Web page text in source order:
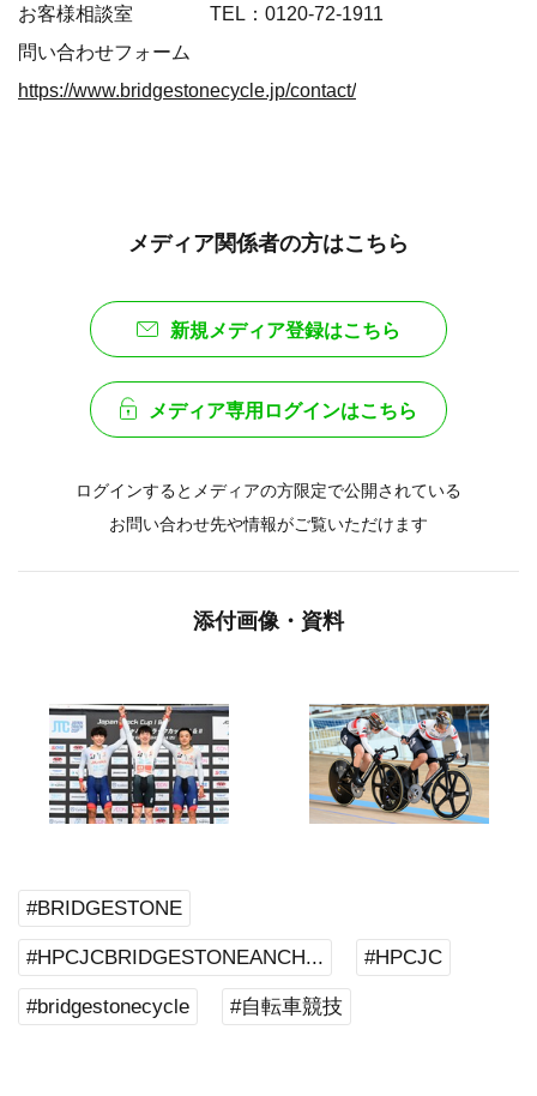
お客様相談室 TEL：0120-72-1911
問い合わせフォーム
https://www.bridgestonecycle.jp/contact/
メディア関係者の方はこちら
新規メディア登録はこちら
メディア専用ログインはこちら
ログインするとメディアの方限定で公開されている
お問い合わせ先や情報がご覧いただけます
添付画像・資料
#BRIDGESTONE
#HPCJCBRIDGESTONEANCH... #HPCJC
#bridgestonecycle #自転車競技